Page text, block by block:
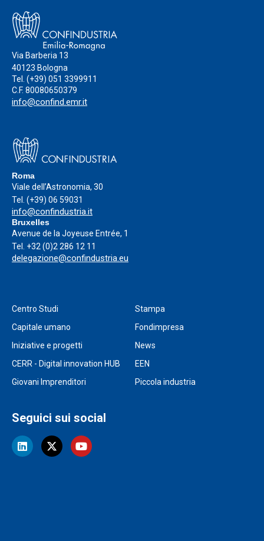
Via Barberia 13
40123 Bologna
Tel. (+39) 051 3399911
C.F. 80080650379
info@confind.emr.it
Roma
Viale dell’Astronomia, 30
Tel. (+39) 06 59031
info@confindustria.it
Bruxelles
Avenue de la Joyeuse Entrée, 1
Tel. +32 (0)2 286 12 11
delegazione@confindustria.eu
Centro Studi
Stampa
Capitale umano
Fondimpresa
Iniziative e progetti
News
CERR - Digital innovation HUB
EEN
Giovani Imprenditori
Piccola industria
Seguici sui social